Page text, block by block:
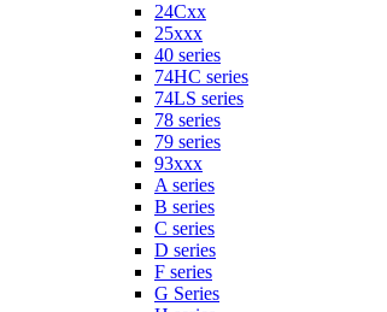
24Cxx
25xxx
40 series
74HC series
74LS series
78 series
79 series
93xxx
A series
B series
C series
D series
F series
G Series